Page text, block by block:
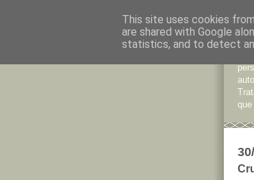
This site uses cookies
are shared with Google
statistics, and to detect